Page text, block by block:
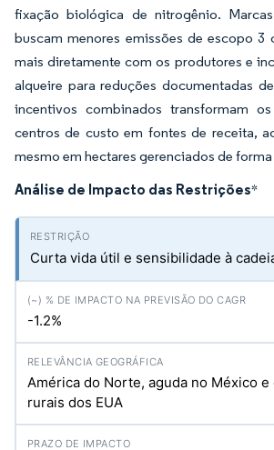
fixação biológica de nitrogênio.
buscam menores emissões de escopo 3
mais diretamente com os produtores e
alqueire para reduções documentadas
incentivos combinados transformam
centros de custo em fontes de receita,
mesmo em hectares gerenciados de
Análise de Impacto das Restrições*
Curta vida útil e sensibilidade à
-1.2%
América do Norte, aguda no México
rurais dos EUA